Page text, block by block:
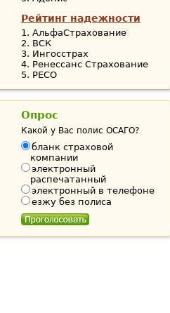
Рейтинг надежности
АльфаСтрахование
ВСК
Ингосстрах
Ренессанс Страхование
РЕСО
Опрос
Какой у Вас полис ОСАГО?
бланк страховой
компании
электронный
распечатанный
электронный в телефоне
езжу без полиса